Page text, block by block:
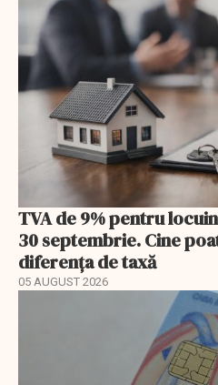
TVA de 9% pentru
30 septembrie. Cine
diferența de taxă
05 AUGUST 2026